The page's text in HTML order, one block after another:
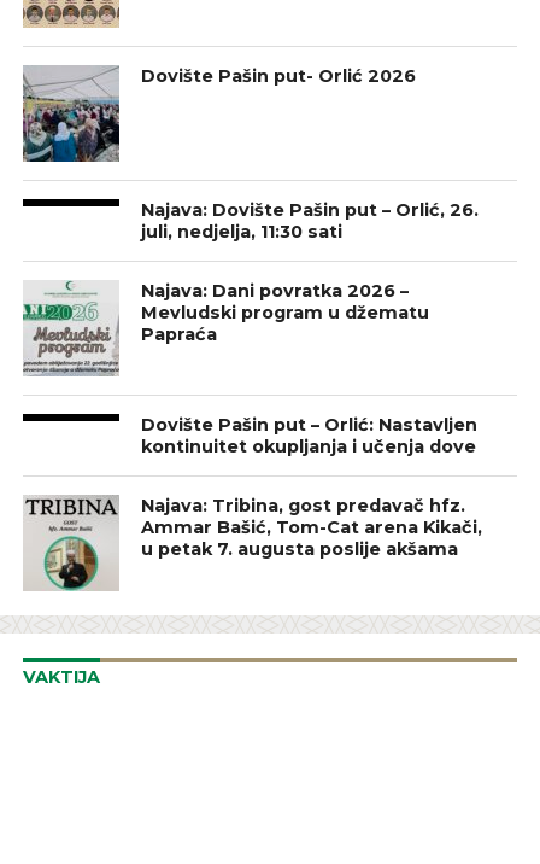
Dovište Pašin put- Orlić 2026
Najava: Dovište Pašin put – Orlić, 26.
juli, nedjelja, 11:30 sati
Najava: Dani povratka 2026 –
Mevludski program u džematu
Papraća
Dovište Pašin put – Orlić: Nastavljen
kontinuitet okupljanja i učenja dove
Najava: Tribina, gost predavač hfz.
Ammar Bašić, Tom-Cat arena Kikači,
u petak 7. augusta poslije akšama
VAKTIJA